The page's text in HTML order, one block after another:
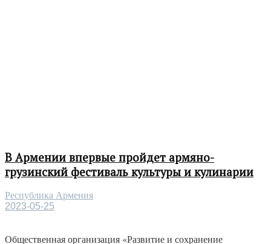
В Армении впервые пройдет армяно-
грузинский фестиваль культуры и кулинарии
Республика Армения
2023-05-25
Общественная организация «Развитие и сохранение